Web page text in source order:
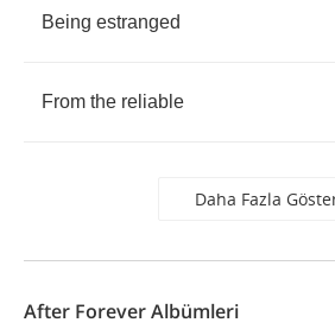
Being estranged
From the reliable
Daha Fazla
After Forever Albümleri